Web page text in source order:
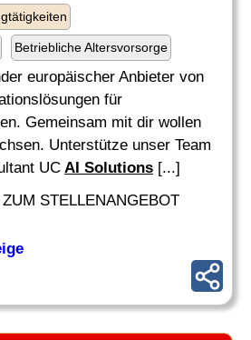
Betriebliche Altersvorsorge
europäischer Anbieter von
für
Gemeinsam mit dir wollen
Unterstütze unser Team
UC AI Solutions [...]
STELLENANGEBOT